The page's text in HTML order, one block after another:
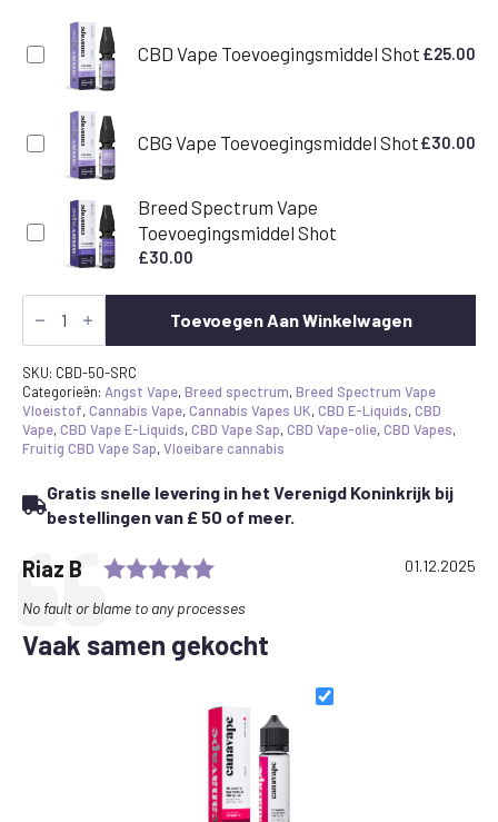
CBD Vape Toevoegingsmiddel Shot £25.00
CBG Vape Toevoegingsmiddel Shot£30.00
Breed Spectrum Vape
Toevoegingsmiddel Shot
£30.00
Aardbei
Framboos
CBD
E-
liquid
1250mg
50ml
hoeveelheid
Toevoegen Aan Winkelwagen
SKU: CBD-50-SRC
Categorieën: Angst Vape,Breed spectrum,Breed Spectrum Vape
Vloeistof,Cannabis Vape,Cannabis Vapes UK,CBD E-Liquids,CBD
Vape,CBD Vape E-Liquids,CBD Vape Sap,CBD Vape-olie,CBD Vapes,
Fruitig CBD Vape Sap,Vloeibare cannabis
Gratis snelle levering in het Verenigd Koninkrijk bij
bestellingen van £ 50 of meer.
Testimonial
Author:
Riaz B Rating: 5.0 out of 5 stars
Date:
01.12.2025
Text:
No fault or blame to any processes
Vaak samen gekocht